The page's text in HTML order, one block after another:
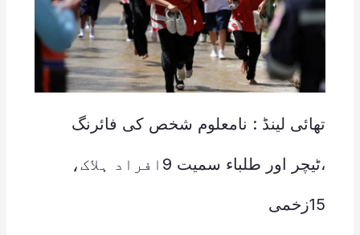
تھائی لینڈ : نامعلوم شخص کی فائرنگ
،ٹیچر اور طلباء سمیت 9افراد ہلاک،
15زخمی